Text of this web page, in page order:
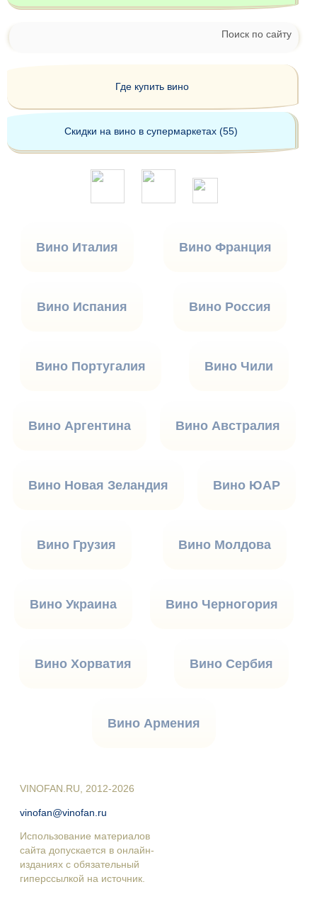
Поиск по сайту
Где купить вино
Скидки на вино в супермаркетах (55)
Вино Италия Вино Франция
Вино Испания Вино Россия
Вино Португалия Вино Чили
Вино Аргентина Вино Австралия
Вино Новая Зеландия Вино ЮАР
Вино Грузия Вино Молдова
Вино Украина Вино Черногория
Вино Хорватия Вино Сербия
Вино Армения
VINOFAN.RU, 2012-2026
vinofan@vinofan.ru
Использование материалов
сайта допускается в онлайн-
изданиях с обязательный
гиперссылкой на источник.